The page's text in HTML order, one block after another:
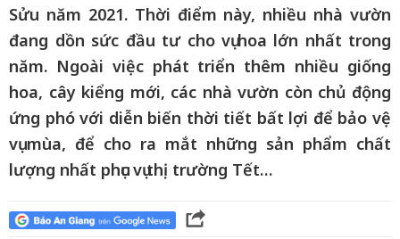
Sửu năm 2021. Thời điểm này, nhiều nhà vườn
đang dồn sức đầu tư cho vụ hoa lớn nhất trong
năm. Ngoài việc phát triển thêm nhiều giống
hoa, cây kiểng mới, các nhà vườn còn chủ động
ứng phó với diễn biến thời tiết bất lợi để bảo vệ
vụ mùa, để cho ra mắt những sản phẩm chất
lượng nhất phục vụ thị trường Tết…